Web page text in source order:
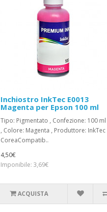
Inchiostro InkTec E0013
Magenta per Epson 100 ml
Tipo: Pigmentato , Confezione: 100 ml
, Colore: Magenta , Produttore: InkTec
CoreaCompatib..
4,50€
Imponibile: 3,69€
ACQUISTA